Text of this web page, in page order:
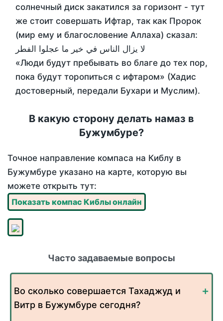
солнечный диск закатился за горизонт - тут
же стоит совершать Ифтар, так как Пророк
(мир ему и благословение Аллаха) сказал:
لا يزال الناس في خير ما عجلوا الفطر
«Люди будут пребывать во благе до тех пор,
пока будут торопиться с ифтаром» (Хадис
достоверный, передали Бухари и Муслим).
В какую сторону делать намаз в
Бужумбуре?
Точное направление компаса на Киблу в
Бужумбуре указано на карте, которую вы
можете открыть тут:
Показать компас Киблы онлайн
Часто задаваемые вопросы
Во сколько совершается Тахаджуд и
Витр в Бужумбуре сегодня?